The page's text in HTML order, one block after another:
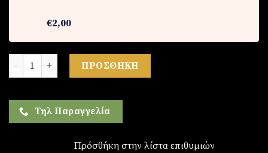
€2,00
Ρολόι ανδρικό από ατσάλι ποσότητα
ΠΡΟΣΘΉΚΗ
Τηλ Παραγγελία
Πρόσθήκη στην λίστα επιθυμιών